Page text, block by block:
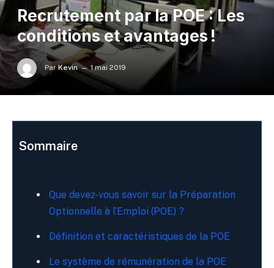
Recrutement par la POE : Les
conditions et avantages !
Par Kevin 1 mai 2019
Sommaire
Que devez-vous savoir sur la Préparation
Optionnelle à l’Emploi (POE) ?
Définition et caractéristiques de la POE
Le système de rémunération de la POE